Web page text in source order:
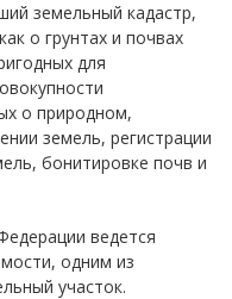
земельный кадастр,
о грунтах и почвах
для
о природном,
земель, регистрации
бонитировке почв и
ведется
одним из
участок.